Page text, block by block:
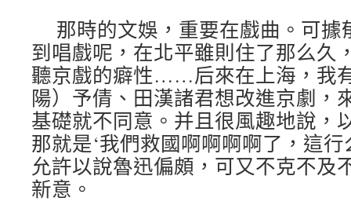
那時的文娛，重要在戲曲。可據
到唱戲呢，在北平雖則住了那么久
聽京戲的癖性……后來在上海，我
陽）予倩、田漢諸君想改進京劇，
基礎就不同意。并且很風趣地說，
那就是‘我們救國啊啊啊啊了，這行
允許以說魯迅偏頗，可又不克不及
新意。